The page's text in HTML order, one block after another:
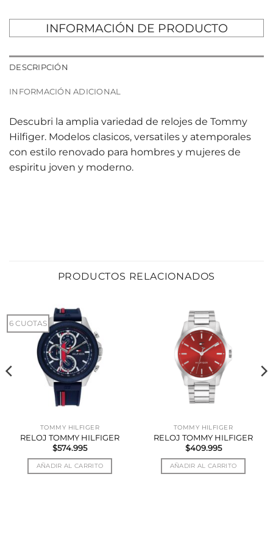
INFORMACIÓN DE PRODUCTO
DESCRIPCIÓN
INFORMACIÓN ADICIONAL
Descubri la amplia variedad de relojes de Tommy
Hilfiger. Modelos clasicos, versatiles y atemporales
con estilo renovado para hombres y mujeres de
espiritu joven y moderno.
PRODUCTOS RELACIONADOS
6 CUOTAS
TOMMY HILFIGER
RELOJ TOMMY HILFIGER
$574.995
AÑADIR AL CARRITO
TOMMY HILFIGER
RELOJ TOMMY HILFIGER
$409.995
AÑADIR AL CARRITO